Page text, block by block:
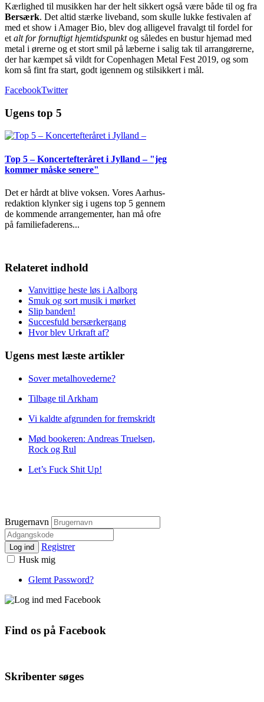
Kærlighed til musikken har der helt sikkert også være både til og fra
Bersærk. Det altid stærke liveband, som skulle lukke festivalen af
med et show i Amager Bio, blev dog alligevel fravalgt til fordel for
et alt for fornuftigt hjemtidspunktog således en bustur hjemad med
metal i ørerne og et stort smil på læberne i salig tak til arrangørerne,
der har kæmpet så vildt for Copenhagen Metal Fest 2019, og som
kom så fint fra start, godt igennem og stilsikkert i mål.
FacebookTwitter
Ugens top 5
Top 5 – Koncertefteråret i Jylland – "jeg
kommer måske senere"
Det er hårdt at blive voksen. Vores Aarhus-
redaktion klynker sig i ugens top 5 gennem
de kommende arrangementer, han må ofre
på familiefaderens...
Relateret indhold
Vanvittige heste løs i Aalborg
Smuk og sort musik i mørket
Slip banden!
Succesfuld bersærkergang
Hvor blev Urkraft af?
Ugens mest læste artikler
Sover metalhovederne?
Tilbage til Arkham
Vi kaldte afgrunden for fremskridt
Mød bookeren: Andreas Truelsen,
Rock og Rul
Let’s Fuck Shit Up!
Brugernavn
Log ind
Registrer
Husk mig
Glemt Password?
Find os på Facebook
Skribenter søges